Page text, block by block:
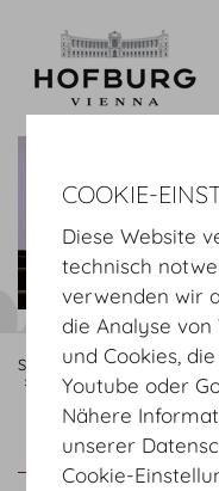
Startseite Räume
Untere Lounge
Untere Lounge
COOKIE-
Diese Website
technisch
verwenden wir
die Analyse
und Cookies,
Youtube oder
Nähere
unserer
Cookie-